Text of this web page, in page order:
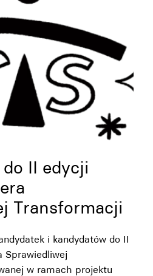
II edycji
Transformacji
i kandydatów do II
Sprawiedliwej
w ramach projektu